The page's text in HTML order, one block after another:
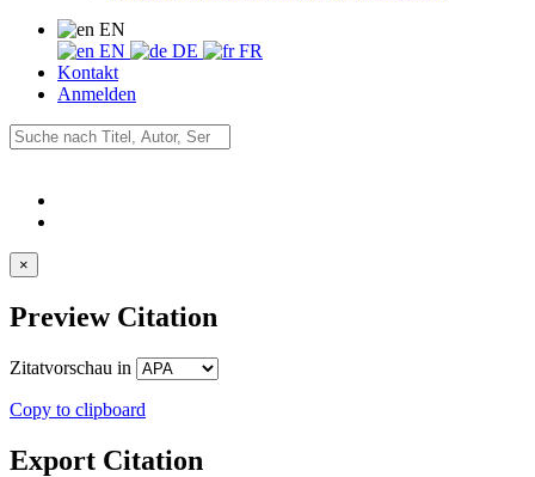
EN
EN
DE
FR
Kontakt
Anmelden
×
Preview Citation
Zitatvorschau in
Copy to clipboard
Export Citation